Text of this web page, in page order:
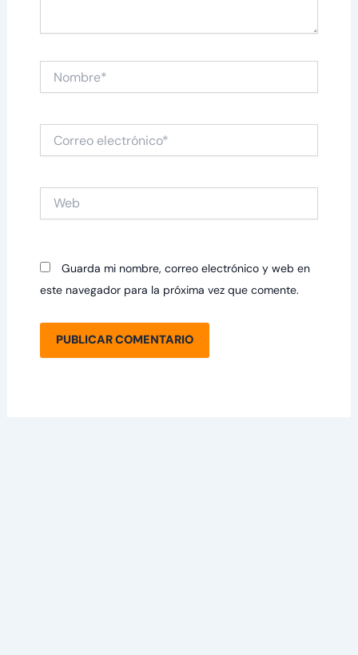
electrónico*
Guarda mi nombre, correo electrónico y web en
este navegador para la próxima vez que comente.